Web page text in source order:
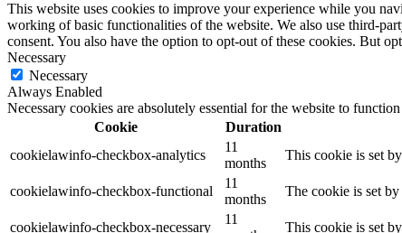
This website uses cookies to improve your experience while you
working of basic functionalities of the website. We also use third-
consent. You also have the option to opt-out of these cookies. But
Necessary
Necessary
Always Enabled
Necessary cookies are absolutely essential for the website to
Cookie
Duration
cookielawinfo-checkbox-analytics
11
months
This cookie is set
cookielawinfo-checkbox-functional
11
months
The cookie is set
cookielawinfo-checkbox-necessary
11
This cookie is set